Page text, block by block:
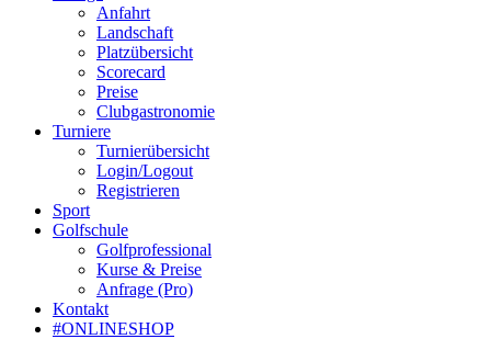
Anfahrt
Landschaft
Platzübersicht
Scorecard
Preise
Clubgastronomie
Turniere
Turnierübersicht
Login/Logout
Registrieren
Sport
Golfschule
Golfprofessional
Kurse & Preise
Anfrage (Pro)
Kontakt
#ONLINESHOP